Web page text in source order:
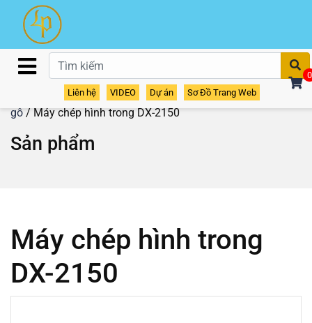
Liên hệ VIDEO Dự án Sơ Đồ Trang Web
0
Sản phẩm /Máy định hình /Máy chép hình
gỗ/ Máy chép hình trong DX-2150
Sản phẩm
Máy chép hình trong
DX-2150